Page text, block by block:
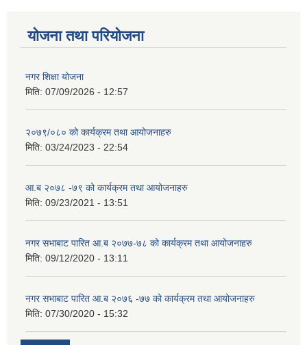
योजना तथा परियोजना
नगर शिक्षा योजना
मिति: 07/09/2026 - 12:57
२०७९/०८० को कार्यक्रम तथा आयोजनाहरु
मिति: 03/24/2023 - 22:54
आ.ब २०७८ -७९ को कार्यक्रम तथा आयोजनाहरु
मिति: 09/23/2021 - 13:51
नगर सभाबाट पारित आ.ब २०७७-७८ को कार्यक्रम तथा आयोजनाहरु
मिति: 09/12/2020 - 13:11
नगर सभाबाट पारित आ.ब २०७६ -७७ को कार्यक्रम तथा आयोजनाहरु
मिति: 07/30/2020 - 15:32